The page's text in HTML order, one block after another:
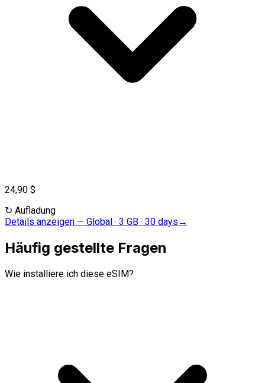
24,90 $
↻ Aufladung
Details anzeigen — Global · 3 GB · 30 days →
Häufig gestellte Fragen
Wie installiere ich diese eSIM?